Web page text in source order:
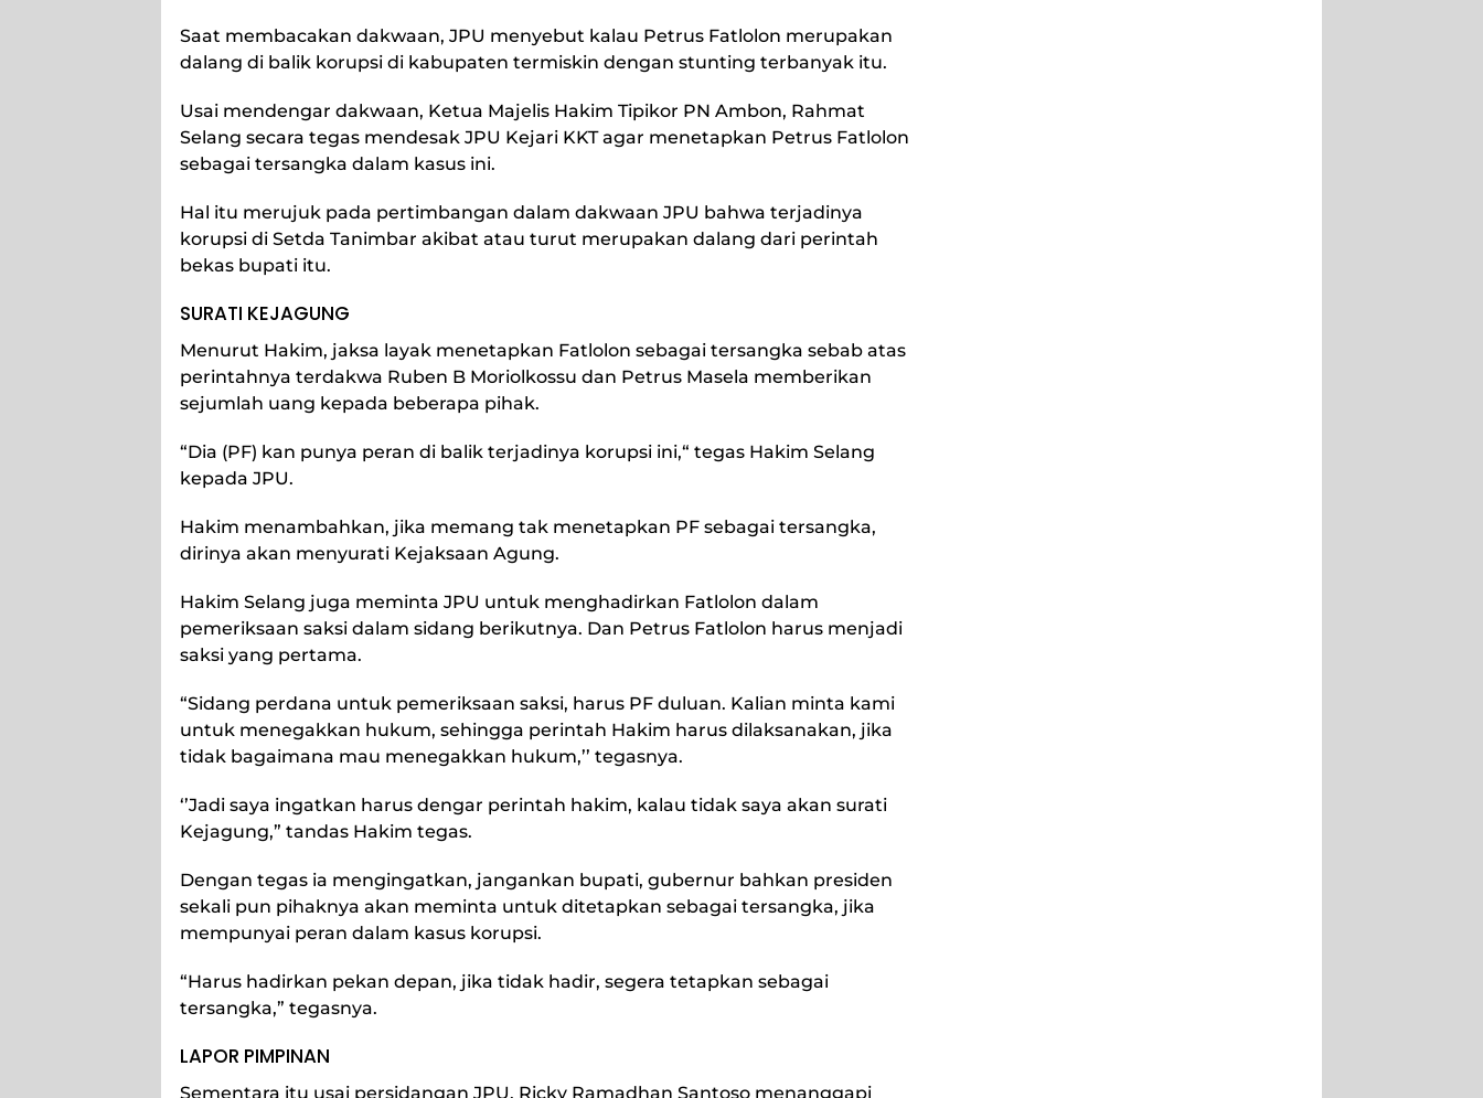
Saat membacakan dakwaan, JPU menyebut kalau Petrus Fatlolon merupakan
dalang di balik korupsi di kabupaten termiskin dengan stunting terbanyak itu.
Usai mendengar dakwaan, Ketua Majelis Hakim Tipikor PN Ambon, Rahmat
Selang secara tegas mendesak JPU Kejari KKT agar menetapkan Petrus Fatlolon
sebagai tersangka dalam kasus ini.
Hal itu merujuk pada pertimbangan dalam dakwaan JPU bahwa terjadinya
korupsi di Setda Tanimbar akibat atau turut merupakan dalang dari perintah
bekas bupati itu.
SURATI KEJAGUNG
Menurut Hakim, jaksa layak menetapkan Fatlolon sebagai tersangka sebab atas
perintahnya terdakwa Ruben B Moriolkossu dan Petrus Masela memberikan
sejumlah uang kepada beberapa pihak.
“Dia (PF) kan punya peran di balik terjadinya korupsi ini,“ tegas Hakim Selang
kepada JPU.
Hakim menambahkan, jika memang tak menetapkan PF sebagai tersangka,
dirinya akan menyurati Kejaksaan Agung.
Hakim Selang juga meminta JPU untuk menghadirkan Fatlolon dalam
pemeriksaan saksi dalam sidang berikutnya. Dan Petrus Fatlolon harus menjadi
saksi yang pertama.
“Sidang perdana untuk pemeriksaan saksi, harus PF duluan. Kalian minta kami
untuk menegakkan hukum, sehingga perintah Hakim harus dilaksanakan, jika
tidak bagaimana mau menegakkan hukum,’’ tegasnya.
‘’Jadi saya ingatkan harus dengar perintah hakim, kalau tidak saya akan surati
Kejagung,” tandas Hakim tegas.
Dengan tegas ia mengingatkan, jangankan bupati, gubernur bahkan presiden
sekali pun pihaknya akan meminta untuk ditetapkan sebagai tersangka, jika
mempunyai peran dalam kasus korupsi.
“Harus hadirkan pekan depan, jika tidak hadir, segera tetapkan sebagai
tersangka,” tegasnya.
LAPOR PIMPINAN
Sementara itu usai persidangan JPU, Ricky Ramadhan Santoso menanggapi